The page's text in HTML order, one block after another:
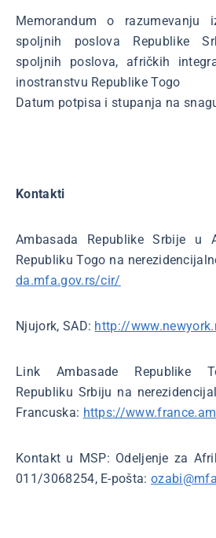
Memorandum o razumevanju
spoljnih poslova Republike
spoljnih poslova, afričkih
inostranstvu Republike Togo
Datum potpisa i stupanja na
Kontakti
Ambasada Republike Srbije u
Republiku Togo na
da.mfa.gov.rs/cir/
Njujork, SAD: http://
Link Ambasade Republike
Republiku Srbiju na
Francuska: https://
Kontakt u MSP: Odeljenje za
011/3068254, E-pošta: